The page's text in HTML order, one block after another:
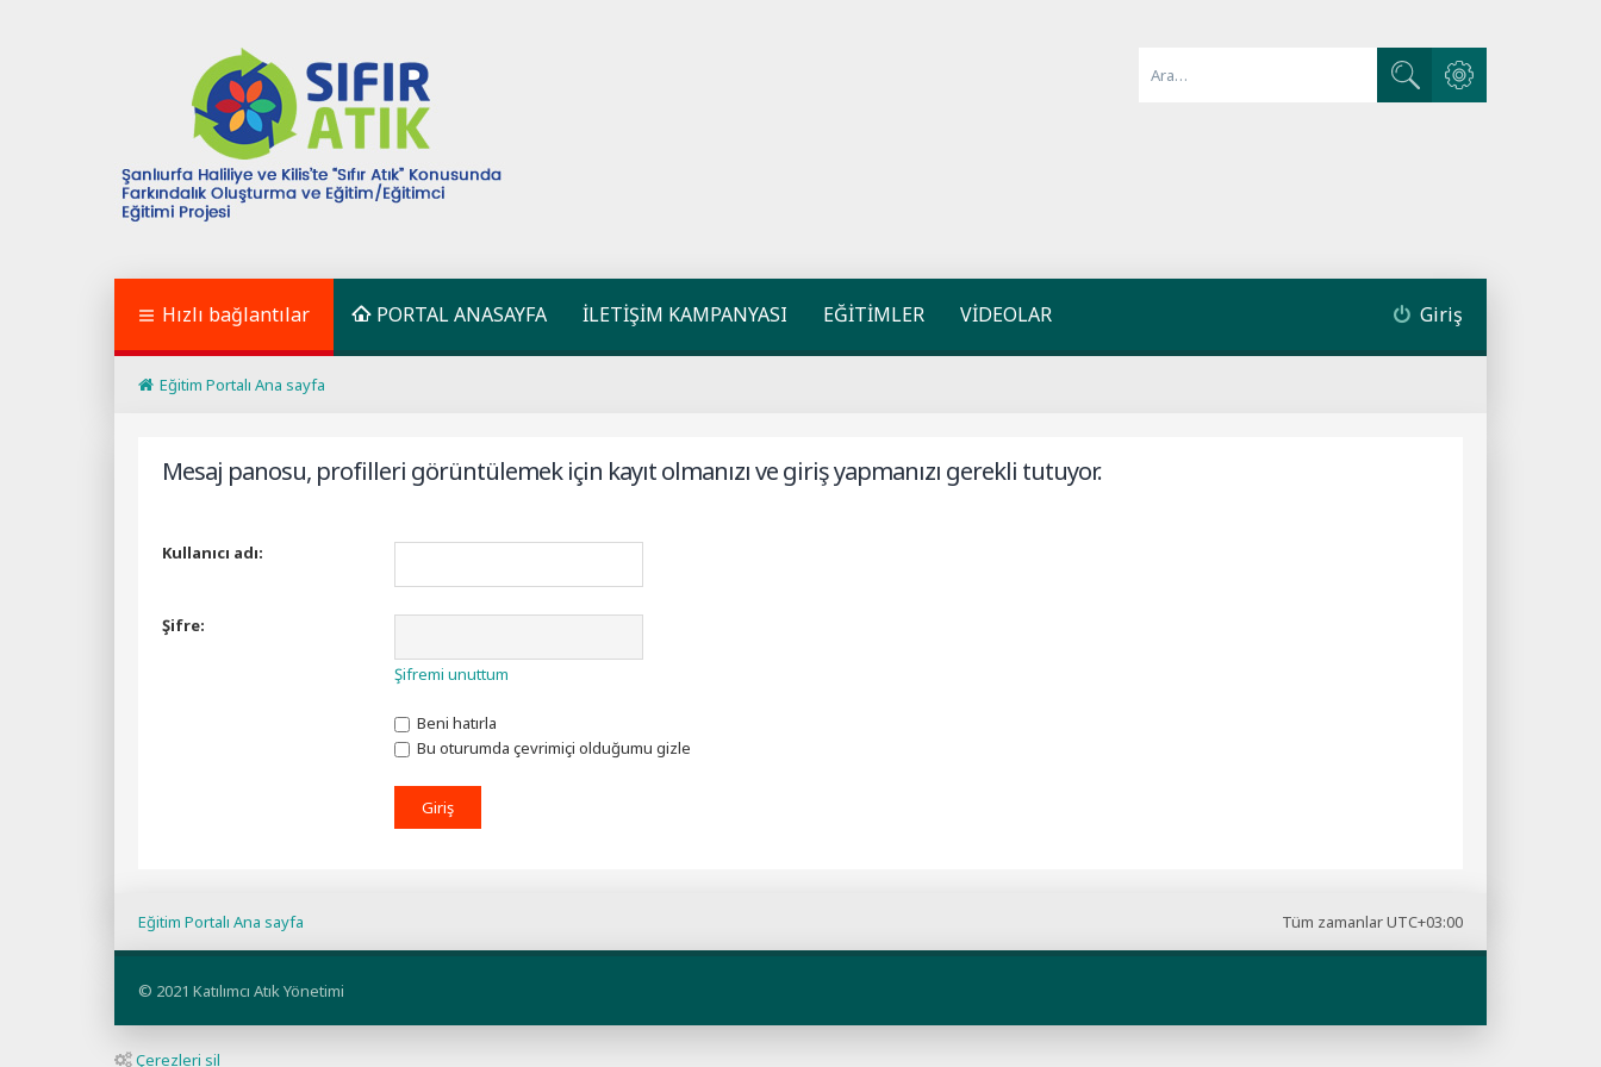
Ara
Gelişmiş arama
Hızlı bağlantılar PORTAL ANASAYFA İLETİŞİM KAMPANYASI EĞİTİMLER VİDEOLAR Giriş
Eğitim Portalı Ana sayfa
Mesaj panosu, profilleri görüntülemek için kayıt olmanızı ve giriş yapmanızı gerekli tutuyor.
Kullanıcı adı:
Şifre:
Şifremi unuttum
Beni hatırla
Bu oturumda çevrimiçi olduğumu gizle
Tüm zamanlarUTC+03:00
Eğitim Portalı Ana sayfa
© 2021 Katılımcı Atık Yönetimi
Çerezleri sil